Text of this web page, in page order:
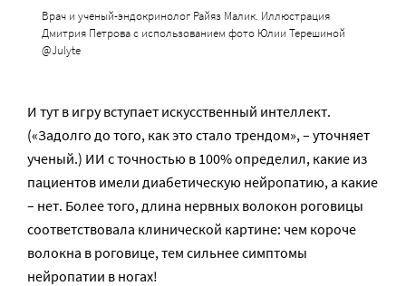
Врач и ученый-эндокринолог Райяз Малик. Иллюстрация
Дмитрия Петрова с использованием фото Юлии Терешиной
@Julyte
И тут в игру вступает искусственный интеллект.
(«Задолго до того, как это стало трендом», – уточняет
ученый.) ИИ с точностью в 100% определил, какие из
пациентов имели диабетическую нейропатию, а какие
– нет. Более того, длина нервных волокон роговицы
соответствовала клинической картине: чем короче
волокна в роговице, тем сильнее симптомы
нейропатии в ногах!